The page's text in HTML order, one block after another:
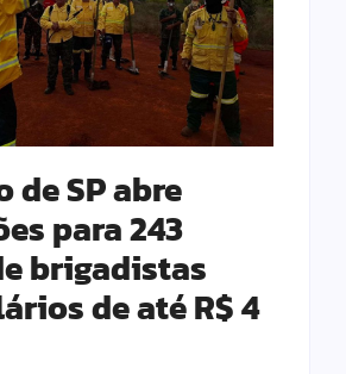
de SP abre
para 243
brigadistas
de até R$ 4